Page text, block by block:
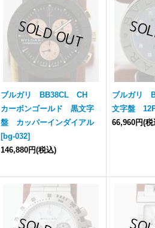
ブルガリ BB38CL CH
カーボンゴールド 黒文字
盤 カッパーインダイアル
[bg-032]
146,880円(税込)
ブルガリ
文字盤
66,960円(税